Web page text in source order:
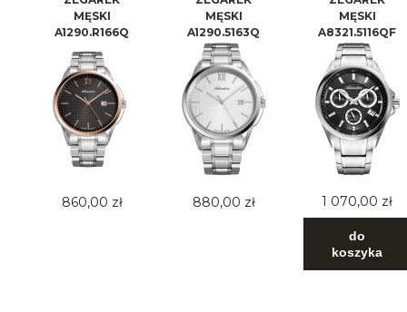
MĘSKI
A1290.R166Q
860,00 zł
MĘSKI
A1290.5163Q
880,00 zł
MĘSKI
A8321.5116QF
1 070,00 zł
do
koszyka